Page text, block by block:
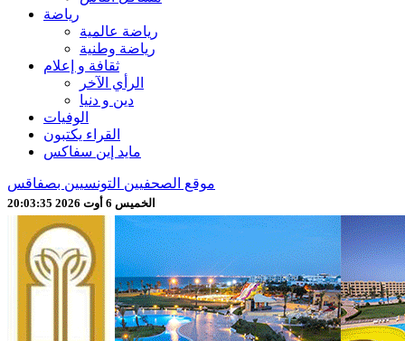
رياضة
رياضة عالمية
رياضة وطنية
ثقافة و إعلام
الرأي الآخر
دين و دنيا
الوفيات
القراء يكتبون
مايد إين سفاكس
موقع الصحفيين التونسيين بصفاقس
الخميس 6 أوت 2026 20:03:37